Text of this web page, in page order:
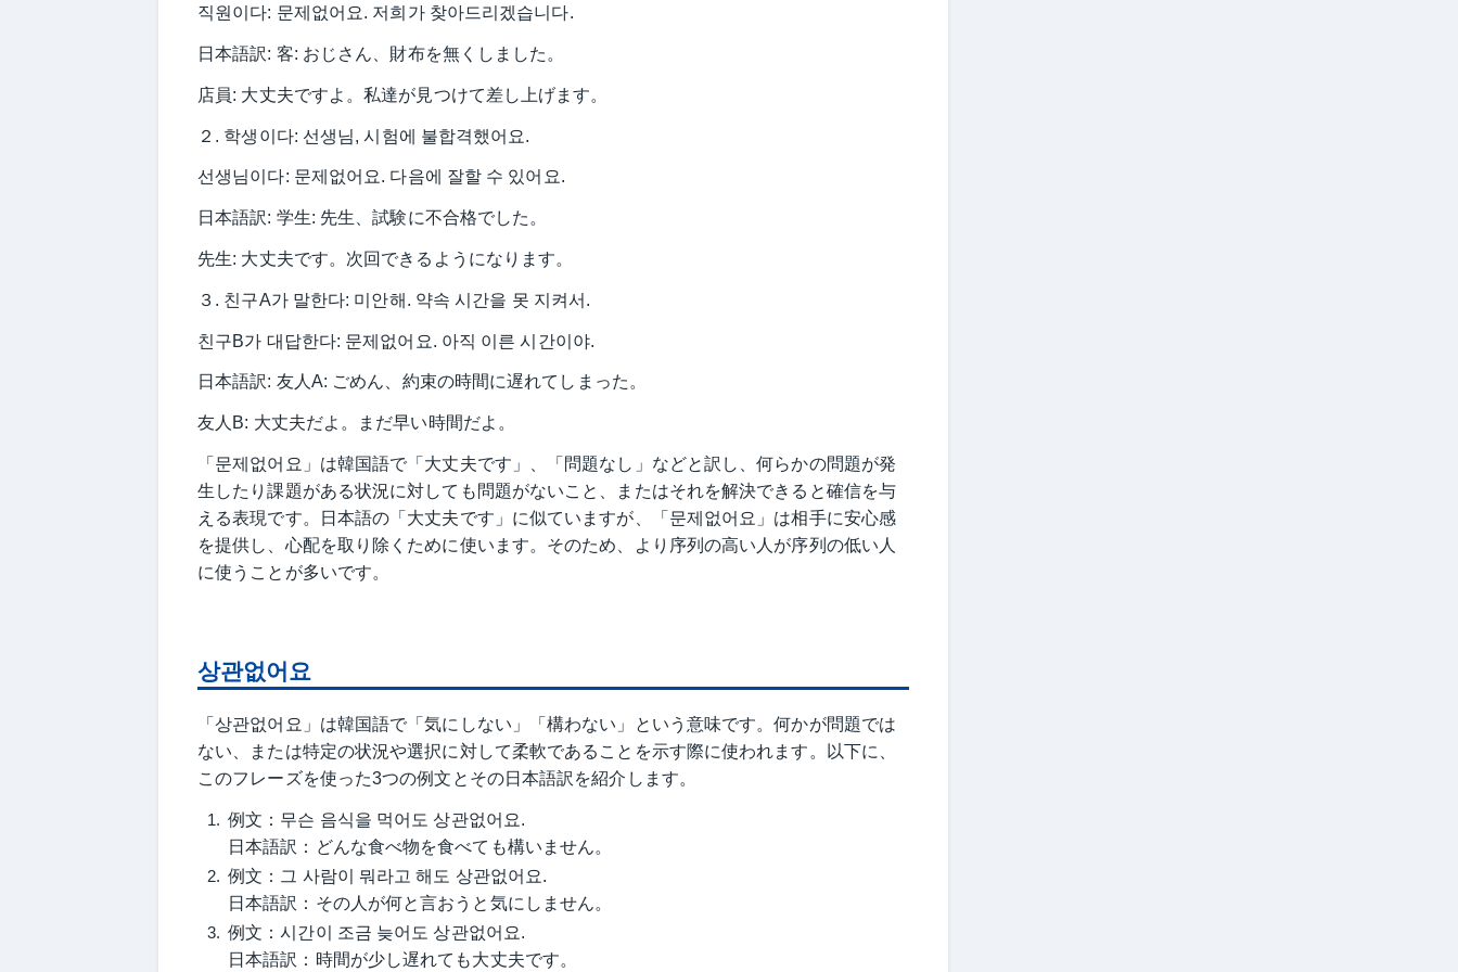
직원이다: 문제없어요. 저희가 찾아드리겠습니다.
日本語訳: 客: おじさん、財布を無くしました。
店員: 大丈夫ですよ。私達が見つけて差し上げます。
２. 학생이다: 선생님, 시험에 불합격했어요.
선생님이다: 문제없어요. 다음에 잘할 수 있어요.
日本語訳: 学生: 先生、試験に不合格でした。
先生: 大丈夫です。次回できるようになります。
３. 친구A가 말한다: 미안해. 약속 시간을 못 지켜서.
친구B가 대답한다: 문제없어요. 아직 이른 시간이야.
日本語訳: 友人A: ごめん、約束の時間に遅れてしまった。
友人B: 大丈夫だよ。まだ早い時間だよ。
「문제없어요」は韓国語で「大丈夫です」、「問題なし」などと訳し、何らかの問題が発
生したり課題がある状況に対しても問題がないこと、またはそれを解決できると確信を与
える表現です。日本語の「大丈夫です」に似ていますが、「문제없어요」は相手に安心感
を提供し、心配を取り除くために使います。そのため、より序列の高い人が序列の低い人
に使うことが多いです。
상관없어요
「상관없어요」は韓国語で「気にしない」「構わない」という意味です。何かが問題では
ない、または特定の状況や選択に対して柔軟であることを示す際に使われます。以下に、
このフレーズを使った3つの例文とその日本語訳を紹介します。
例文：무슨 음식을 먹어도 상관없어요.
日本語訳：どんな食べ物を食べても構いません。
例文：그 사람이 뭐라고 해도 상관없어요.
日本語訳：その人が何と言おうと気にしません。
例文：시간이 조금 늦어도 상관없어요.
日本語訳：時間が少し遅れても大丈夫です。